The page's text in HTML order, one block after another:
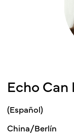
Echo Can
(Español)
China/Berlín